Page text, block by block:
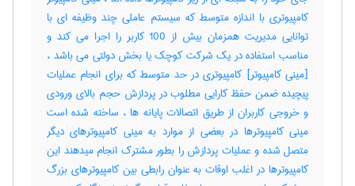
کامپیوتری با اندازه متوسط که سیستم عاملی چند وظیفه ای با
توانایی مدیریت همزمان بیش از 100 کاربر را اجرا می کند و
مناسب استفاده در یک شرکت کوچک یا بخش دولتی می باشد ،
[مینی کامپیوتر] کامپیوتری در حد متوسط که برای انجام عملیات
پیچیده ضمن حفظ کارایی مطلوب در پردازش حجم بالای ورودی
و خروجی کاربران از طریق اتصالات پایانه ها ، ساخته شده است
مینی کامپیوترها در بعضی از موارد به مینی کامپیوترهای دیگر
متصل شده و عملیات پردازش را بطور مشترک انجام میدهند این
کامپیوترها در اغلب اوقات به عنوان رابطی بین کامپیوترهای بزرگ